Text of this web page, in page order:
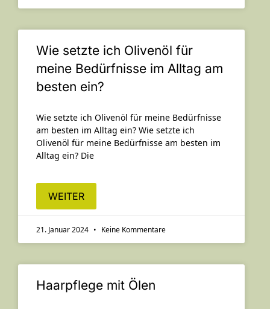
Wie setzte ich Olivenöl für
meine Bedürfnisse im Alltag am
besten ein?
Wie setzte ich Olivenöl für meine Bedürfnisse
am besten im Alltag ein? Wie setzte ich
Olivenöl für meine Bedürfnisse am besten im
Alltag ein? Die
WEITER
21. Januar 2024 Keine Kommentare
Haarpflege mit Ölen